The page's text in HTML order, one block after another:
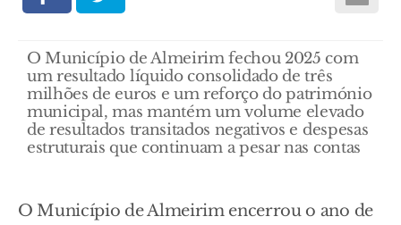
O Município de Almeirim fechou 2025 com
um resultado líquido consolidado de três
milhões de euros e um reforço do património
municipal, mas mantém um volume elevado
de resultados transitados negativos e despesas
estruturais que continuam a pesar nas contas
O Município de Almeirim encerrou o ano de